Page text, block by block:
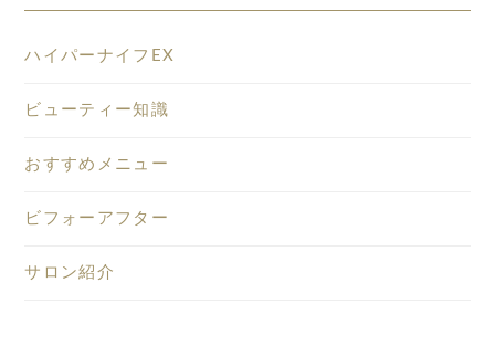
ハイパーナイフEX
ビューティー知識
おすすめメニュー
ビフォーアフター
サロン紹介